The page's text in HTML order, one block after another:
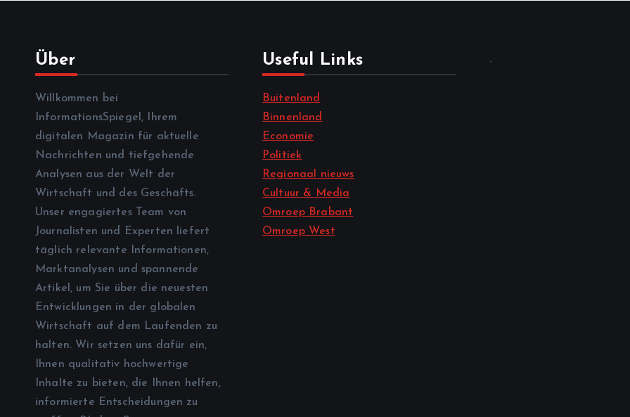
Über
Willkommen bei
InformationsSpiegel, Ihrem
digitalen Magazin für aktuelle
Nachrichten und tiefgehende
Analysen aus der Welt der
Wirtschaft und des Geschäfts.
Unser engagiertes Team von
Journalisten und Experten liefert
täglich relevante Informationen,
Marktanalysen und spannende
Artikel, um Sie über die neuesten
Entwicklungen in der globalen
Wirtschaft auf dem Laufenden zu
halten. Wir setzen uns dafür ein,
Ihnen qualitativ hochwertige
Inhalte zu bieten, die Ihnen helfen,
informierte Entscheidungen zu
Useful Links
Buitenland
Binnenland
Economie
Politiek
Regionaal nieuws
Cultuur & Media
Omroep Brabant
Omroep West
.